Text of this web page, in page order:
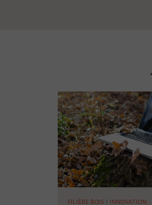
FILIÈRE BOIS / INNOVATION